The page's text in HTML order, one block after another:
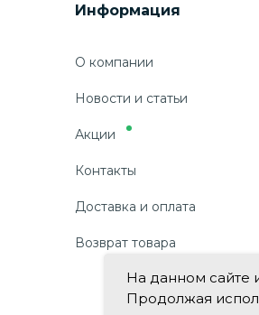
Информация
О компании
Новости и статьи
Акции
Контакты
Доставка и оплата
Возврат товара
На данном сайте
Продолжая